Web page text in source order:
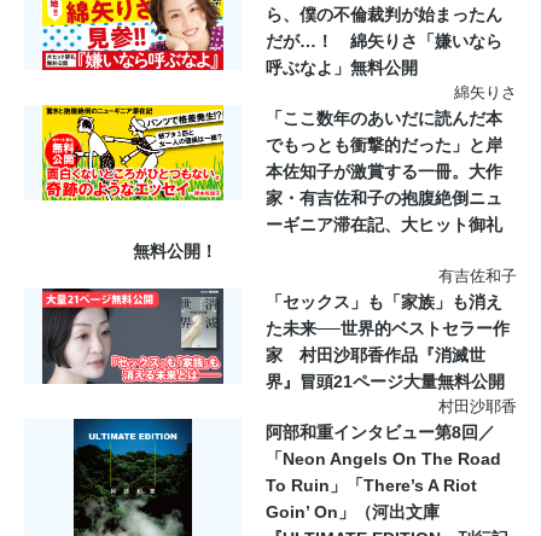
ら、僕の不倫裁判が始まったん
だが…！ 綿矢りさ「嫌いなら
呼ぶなよ」無料公開
綿矢りさ
「ここ数年のあいだに読んだ本
でもっとも衝撃的だった」と岸
本佐知子が激賞する一冊。大作
家・有吉佐和子の抱腹絶倒ニュ
ーギニア滞在記、大ヒット御礼
無料公開！
有吉佐和子
「セックス」も「家族」も消え
た未来──世界的ベストセラー作
家 村田沙耶香作品『消滅世
界』冒頭21ページ大量無料公開
村田沙耶香
阿部和重インタビュー第8回／
「Neon Angels On The Road
To Ruin」「There’s A Riot
Goin’ On」（河出文庫